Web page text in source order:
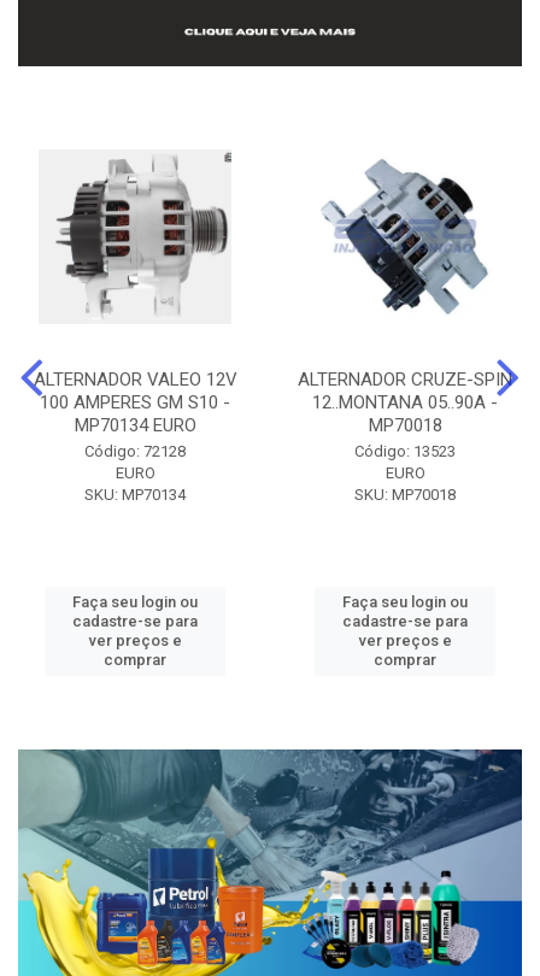
ALTERNADOR VALEO 12V
100 AMPERES GM S10 -
MP70134 EURO
Código: 72128
EURO
SKU: MP70134
Faça seu login ou
cadastre-se para
ver preços e
comprar
ALTERNADOR CRUZE-SPIN
12..MONTANA 05..90A -
MP70018
Código: 13523
EURO
SKU: MP70018
Faça seu login ou
cadastre-se para
ver preços e
comprar